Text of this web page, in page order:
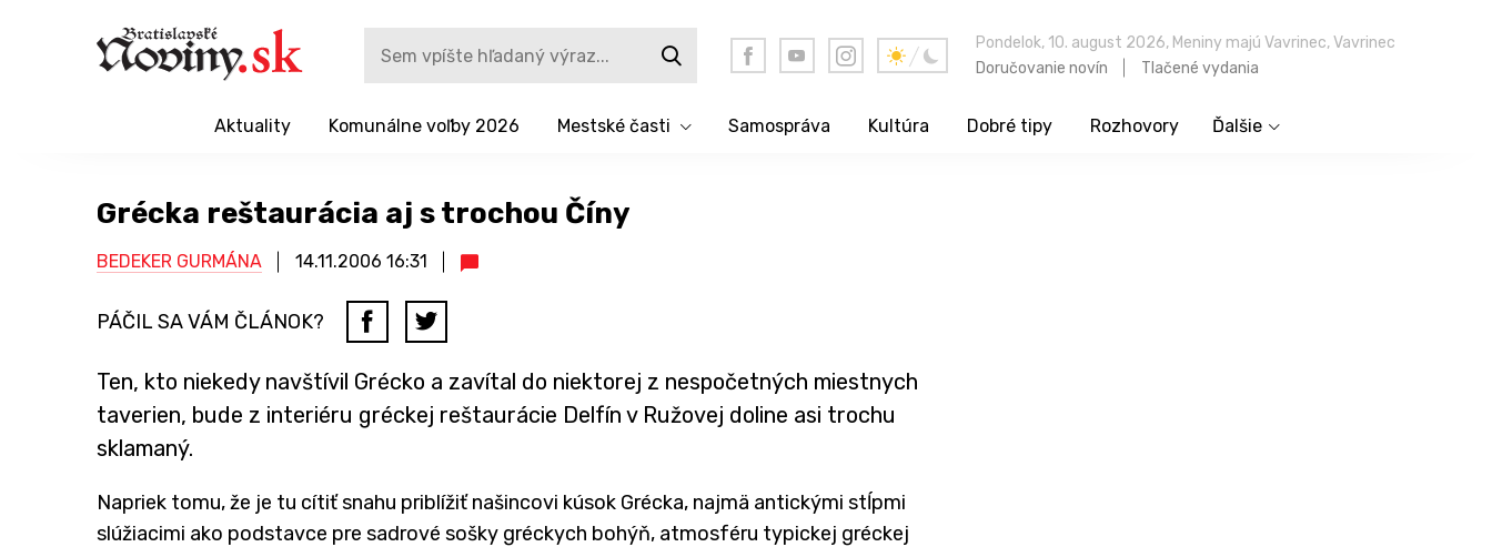
Pondelok, 10. august 2026, Meniny majú Vavrinec, Vavrinec
Doručovanie novín
Tlačené vydania
Aktuality Komunálne voľby 2026 Mestské časti Samospráva Kultúra Dobré tipy Rozhovory Ďalšie
Grécka reštaurácia aj s trochou Číny
BEDEKER GURMÁNA 14.11.2006 16:31
PÁČIL SA VÁM ČLÁNOK?
Ten, kto niekedy navštívil Grécko a zavítal do niektorej z nespočetných miestnych
taverien, bude z interiéru gréckej reštaurácie Delfín v Ružovej doline asi trochu
sklamaný.
Napriek tomu, že je tu cítiť snahu priblížiť našincovi kúsok Grécka, najmä antickými stĺpmi
slúžiacimi ako podstavce pre sadrové sošky gréckych bohýň, atmosféru typickej gréckej